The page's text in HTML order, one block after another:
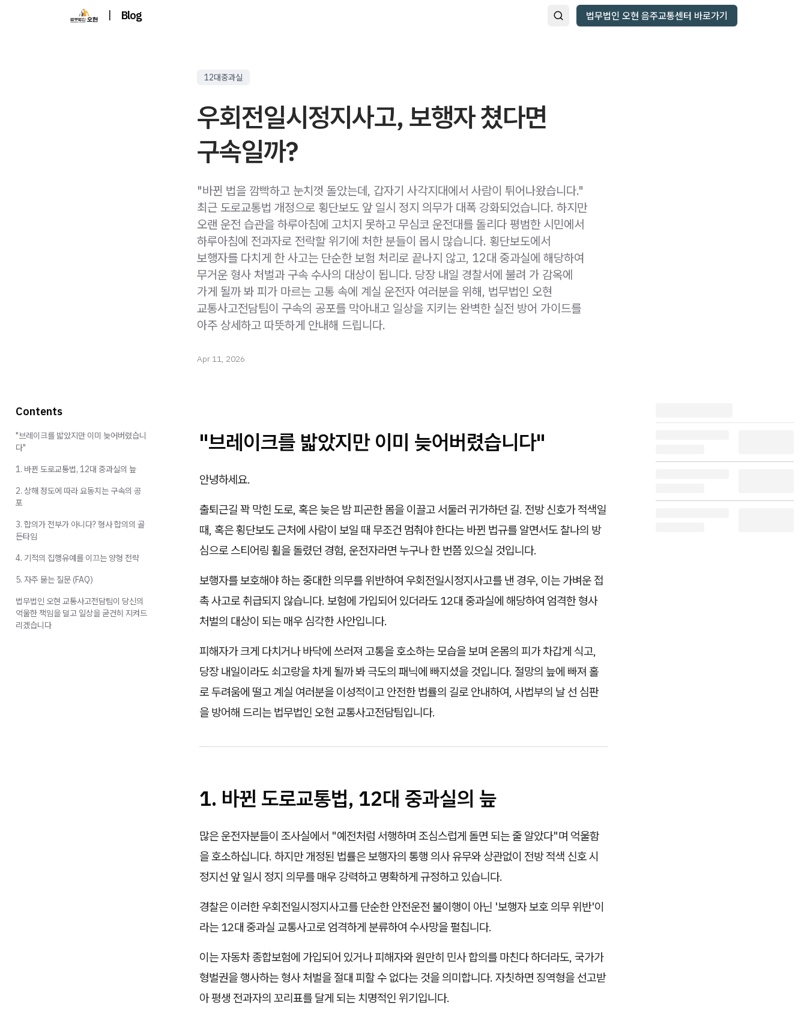
| Blog 법무법인 오현 음주교통센터 바로가기
12대중과실
우회전일시정지사고, 보행자 쳤다면
구속일까?
"바뀐 법을 깜빡하고 눈치껏 돌았는데, 갑자기 사각지대에서 사람이 튀어나왔습니다."
최근 도로교통법 개정으로 횡단보도 앞 일시 정지 의무가 대폭 강화되었습니다. 하지만
오랜 운전 습관을 하루아침에 고치지 못하고 무심코 운전대를 돌리다 평범한 시민에서
하루아침에 전과자로 전락할 위기에 처한 분들이 몹시 많습니다. 횡단보도에서
보행자를 다치게 한 사고는 단순한 보험 처리로 끝나지 않고, 12대 중과실에 해당하여
무거운 형사 처벌과 구속 수사의 대상이 됩니다. 당장 내일 경찰서에 불려 가 감옥에
가게 될까 봐 피가 마르는 고통 속에 계실 운전자 여러분을 위해, 법무법인 오현
교통사고전담팀이 구속의 공포를 막아내고 일상을 지키는 완벽한 실전 방어 가이드를
아주 상세하고 따뜻하게 안내해 드립니다.
Apr 11, 2026
"브레이크를 밟았지만 이미 늦어버렸습니다"
안녕하세요.
출퇴근길 꽉 막힌 도로, 혹은 늦은 밤 피곤한 몸을 이끌고 서둘러 귀가하던 길. 전방 신호가 적색일
때, 혹은 횡단보도 근처에 사람이 보일 때 무조건 멈춰야 한다는 바뀐 법규를 알면서도 찰나의 방
심으로 스티어링 휠을 돌렸던 경험, 운전자라면 누구나 한 번쯤 있으실 것입니다.
보행자를 보호해야 하는 중대한 의무를 위반하여 우회전일시정지사고를 낸 경우, 이는 가벼운 접
촉 사고로 취급되지 않습니다. 보험에 가입되어 있더라도 12대 중과실에 해당하여 엄격한 형사
처벌의 대상이 되는 매우 심각한 사안입니다.
피해자가 크게 다치거나 바닥에 쓰러져 고통을 호소하는 모습을 보며 온몸의 피가 차갑게 식고,
당장 내일이라도 쇠고랑을 차게 될까 봐 극도의 패닉에 빠지셨을 것입니다. 절망의 늪에 빠져 홀
로 두려움에 떨고 계실 여러분을 이성적이고 안전한 법률의 길로 안내하여, 사법부의 날 선 심판
을 방어해 드리는 법무법인 오현 교통사고전담팀입니다.
1. 바뀐 도로교통법, 12대 중과실의 늪
많은 운전자분들이 조사실에서 "예전처럼 서행하며 조심스럽게 돌면 되는 줄 알았다"며 억울함
을 호소하십니다. 하지만 개정된 법률은 보행자의 통행 의사 유무와 상관없이 전방 적색 신호 시
정지선 앞 일시 정지 의무를 매우 강력하고 명확하게 규정하고 있습니다.
경찰은 이러한 우회전일시정지사고를 단순한 안전운전 불이행이 아닌 '보행자 보호 의무 위반'이
라는 12대 중과실 교통사고로 엄격하게 분류하여 수사망을 펼칩니다.
이는 자동차 종합보험에 가입되어 있거나 피해자와 원만히 민사 합의를 마친다 하더라도, 국가가
형벌권을 행사하는 형사 처벌을 절대 피할 수 없다는 것을 의미합니다. 자칫하면 징역형을 선고받
아 평생 전과자의 꼬리표를 달게 되는 치명적인 위기입니다.
Contents
"브레이크를 밟았지만 이미 늦어버렸습니
다"
1. 바뀐 도로교통법, 12대 중과실의 늪
2. 상해 정도에 따라 요동치는 구속의 공
포
3. 합의가 전부가 아니다? 형사 합의의 골
든타임
4. 기적의 집행유예를 이끄는 양형 전략
5. 자주 묻는 질문 (FAQ)
법무법인 오현 교통사고전담팀이 당신의
억울한 책임을 덜고 일상을 굳건히 지켜드
리겠습니다